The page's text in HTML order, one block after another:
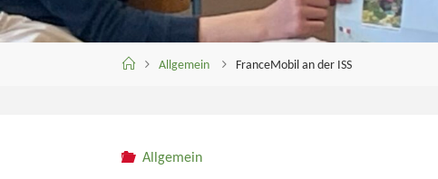
HomeAllgemein FranceMobil an der ISS
Allgemein